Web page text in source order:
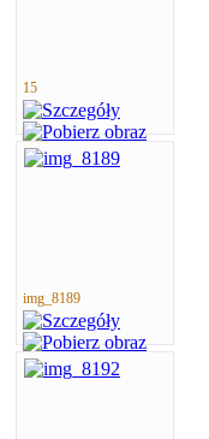
15
img_8189